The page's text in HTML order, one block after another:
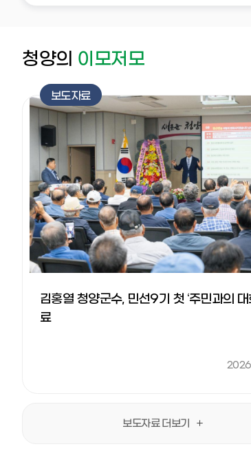
청양의 이모저모
보도자료
김홍열 청양군수, 민선9기 첫 ‘주민과의 대
료
보도자료 더보기